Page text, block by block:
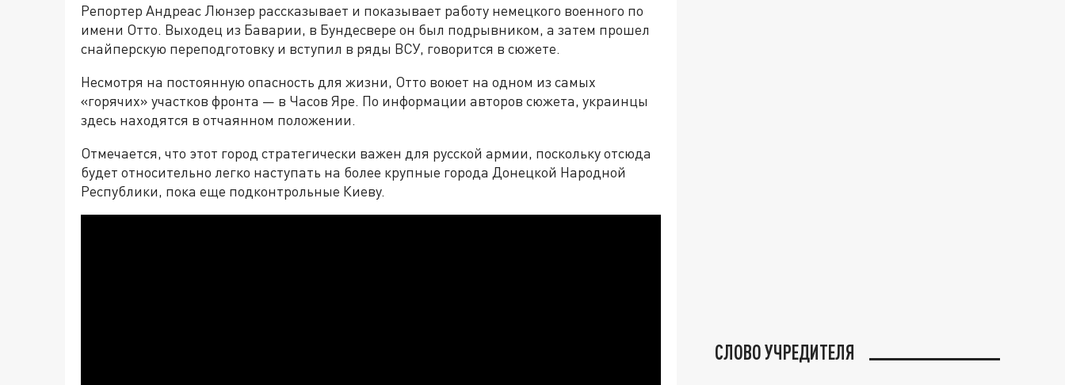
Репортер Андреас Люнзер рассказывает и показывает работу немецкого военного по
имени Отто. Выходец из Баварии, в Бундесвере он был подрывником, а затем прошел
снайперскую переподготовку и вступил в ряды ВСУ, говорится в сюжете.
Несмотря на постоянную опасность для жизни, Отто воюет на одном из самых
«горячих» участков фронта — в Часов Яре. По информации авторов сюжета, украинцы
здесь находятся в отчаянном положении.
Отмечается, что этот город стратегически важен для русской армии, поскольку отсюда
будет относительно легко наступать на более крупные города Донецкой Народной
Республики, пока еще подконтрольные Киеву.
СЛОВО УЧРЕДИТЕЛЯ